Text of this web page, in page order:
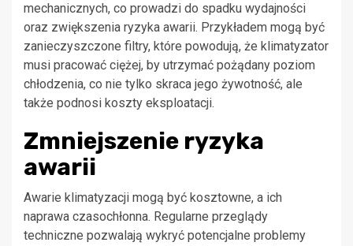
mechanicznych, co prowadzi do spadku wydajności
oraz zwiększenia ryzyka awarii. Przykładem mogą być
zanieczyszczone filtry, które powodują, że klimatyzator
musi pracować ciężej, by utrzymać pożądany poziom
chłodzenia, co nie tylko skraca jego żywotność, ale
także podnosi koszty eksploatacji.
Zmniejszenie ryzyka
awarii
Awarie klimatyzacji mogą być kosztowne, a ich
naprawa czasochłonna. Regularne przeglądy
techniczne pozwalają wykryć potencjalne problemy